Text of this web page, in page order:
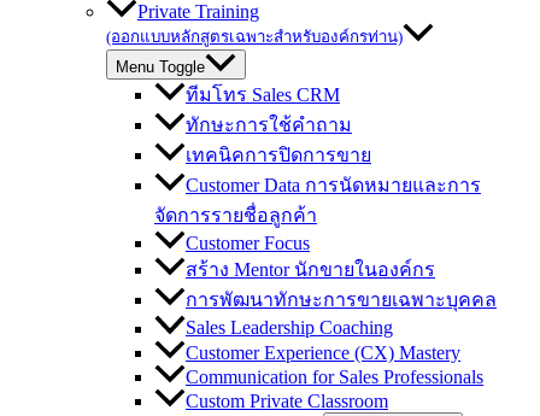
Private Training
(ออกแบบหลักสูตรเฉพาะสำหรับองค์กรท่าน)
Menu Toggle
ทีมโทร Sales CRM
ทักษะการใช้คำถาม
เทคนิคการปิดการขาย
Customer Data การนัดหมายและการ
จัดการรายชื่อลูกค้า
Customer Focus
สร้าง Mentor นักขายในองค์กร
การพัฒนาทักษะการขายเฉพาะบุคคล
Sales Leadership Coaching
Customer Experience (CX) Mastery
Communication for Sales Professionals
Custom Private Classroom